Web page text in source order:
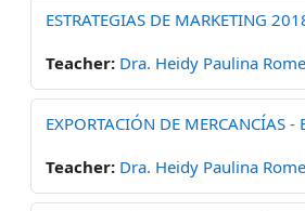
ESTRATEGIAS DE MARKETING
Teacher: Dra. Heidy Paulina
EXPORTACIÓN DE MERCANCÍAS -
Teacher: Dra. Heidy Paulina